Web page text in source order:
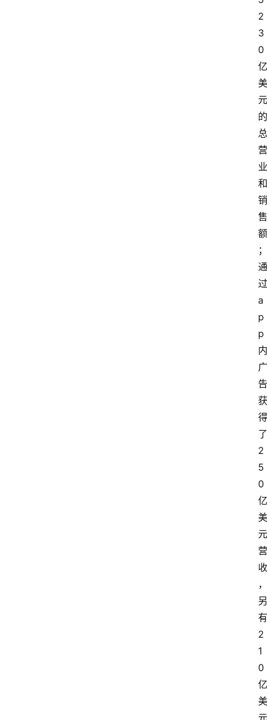
2
3
0
亿
美
元
的
总
营
业
和
销
售
额
；
通
过
a
p
p
内
广
告
获
得
了
2
5
0
亿
美
元
营
收
，
另
有
2
1
0
亿
美
元